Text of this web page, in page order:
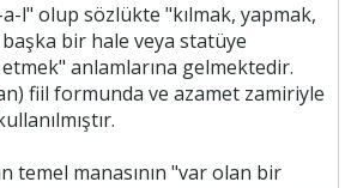
l" olup sözlükte "kılmak, yapmak,
bir hale veya statüye
anlamlarına gelmektedir.
fiil formunda ve azamet zamiriyle
temel manasının "var olan bir